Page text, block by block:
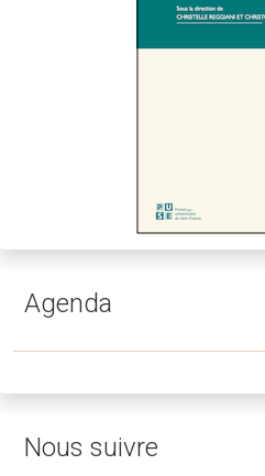
Agenda
Nous suivre